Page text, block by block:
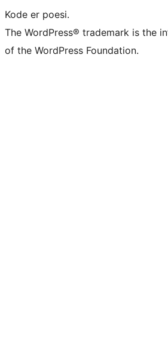
Kode er poesi.
The WordPress® trademark is the
of the WordPress Foundation.